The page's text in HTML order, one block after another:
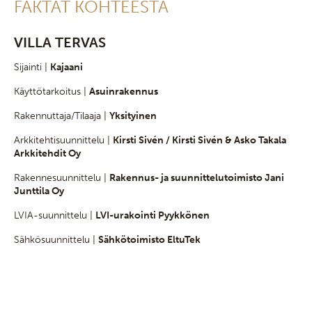
FAKTAT KOHTEESTA
VILLA TERVAS
Sijainti | Kajaani
Käyttötarkoitus | Asuinrakennus
Rakennuttaja/Tilaaja | Yksityinen
Arkkitehtisuunnittelu | Kirsti Sivén / Kirsti Sivén & Asko Takala
Arkkitehdit Oy
Rakennesuunnittelu | Rakennus- ja suunnittelutoimisto Jani
Junttila Oy
LVIA-suunnittelu | LVI-urakointi Pyykkönen
Sähkösuunnittelu | Sähkötoimisto EltuTek